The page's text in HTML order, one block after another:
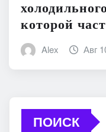
которой
Alex Авг
ПОИСК